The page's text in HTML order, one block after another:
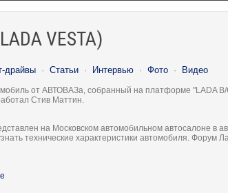
VESTA)
драйвы · Статьи · Интервью · Фото · Видео
от АВТОВАЗа, собранный на платформе "LADA
Стив Маттин.
на Московском автомобильном автосалоне в
технические характеристики автомобиля.